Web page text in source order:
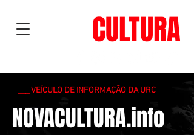
CULTURA
___ VEÍCULO DE INFORMAÇÃO DA URC
NOVACULTURA.info